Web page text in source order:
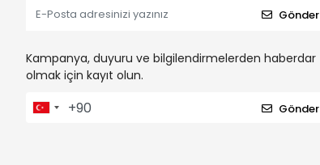
Hagen Elite
Hagen ExoTerra
Hagen Fluval
Gönder
Kampanya, duyuru ve bilgilendirmelerden haberdar
olmak için kayıt olun.
Gönder